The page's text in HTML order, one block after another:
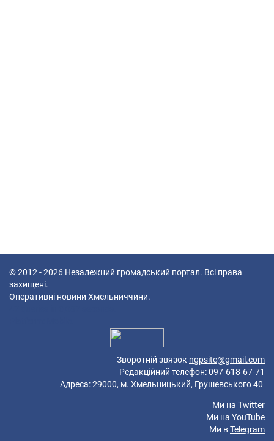
© 2012 - 2026 Незалежний громадський портал. Всі права
захищені.
Оперативні новини Хмельниччини.
Зворотній звязок ngpsite@gmail.com
Редакційний телефон: 097-618-67-71
Адреса: 29000, м. Хмельницький, Грушевського 40
Ми на Twitter
Ми на YouTube
Ми вTelegram